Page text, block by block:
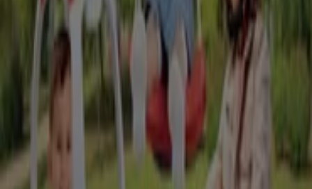
Läuft heute ab
Rofu Kinderland
Sommer-Katalog
Läuft am 30.8. ab
Rofu Kinderland